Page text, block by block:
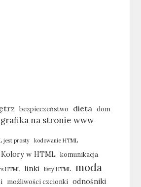
bezpieczeństwo dieta dom
grafika na stronie www
jest prosty kodowanie HTML
Kolory w HTML komunikacja
HTML linki listy HTML moda
możliwości czcionki odnośniki